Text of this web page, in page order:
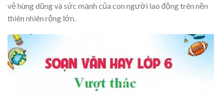
vẻ hùng dũng và sức mạnh của con người lao động trên nền
thiên nhiên rộng lớn.